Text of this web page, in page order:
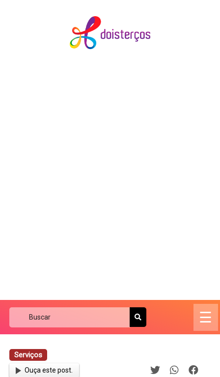
☰
Serviços
Ouça este post.